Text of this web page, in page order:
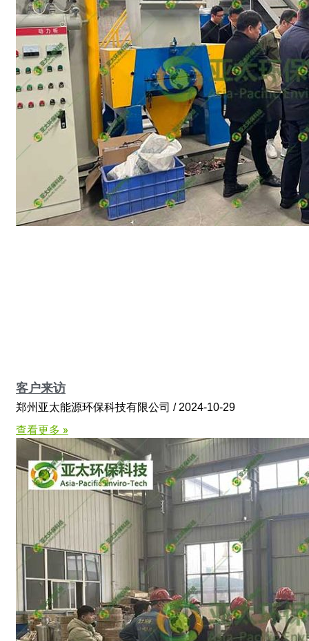
客户来访
郑州亚太能源环保科技有限公司 2024-10-29
查看更多 »